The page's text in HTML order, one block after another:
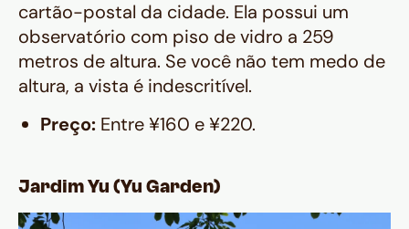
cartão-postal da cidade. Ela possui um
observatório com piso de vidro a 259
metros de altura. Se você não tem medo de
altura, a vista é indescritível.
Preço: Entre ¥160 e ¥220.
Jardim Yu (Yu Garden)